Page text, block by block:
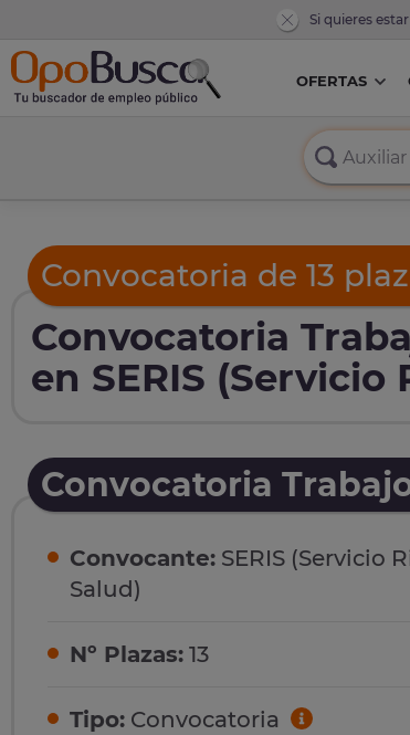
Si quieres
OFERTAS
Convocatoria de 13
Convocatoria
en SERIS (Servicio
Convocatoria
Convocante: SERIS (Servicio
Salud)
Nº Plazas: 13
Tipo: Convocatoria